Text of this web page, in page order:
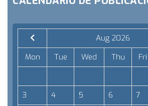
Aug 2026
Mon
Tue Wed Thu Fri
3
4 5 6 7